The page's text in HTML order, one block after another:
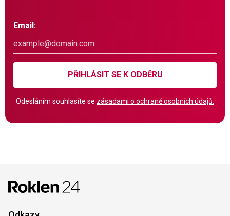
Email:
PŘIHLÁSIT SE K ODBĚRU
Odesláním souhlasíte se zásadami o ochraně osobních údajů.